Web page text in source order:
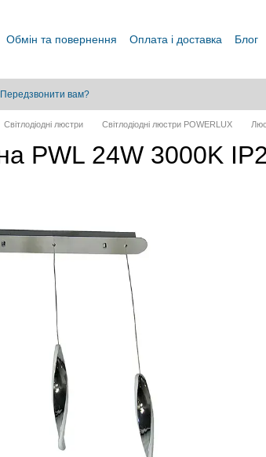
Обмін та повернення Оплата і доставка Блог
Передзвонити вам?
Світлодіодні люстри Світлодіодні люстри POWERLUX
PWL 24W 3000K